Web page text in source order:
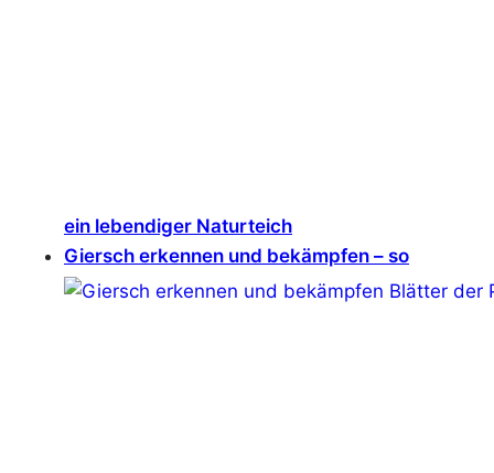
ein lebendiger Naturteich
Giersch erkennen und bekämpfen – so